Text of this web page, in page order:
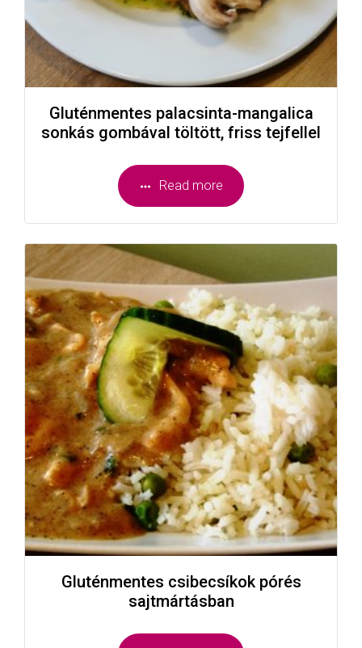
Gluténmentes palacsinta-mangalica
sonkás gombával töltött, friss tejfellel
Read more
Gluténmentes csibecsíkok pórés
sajtmártásban